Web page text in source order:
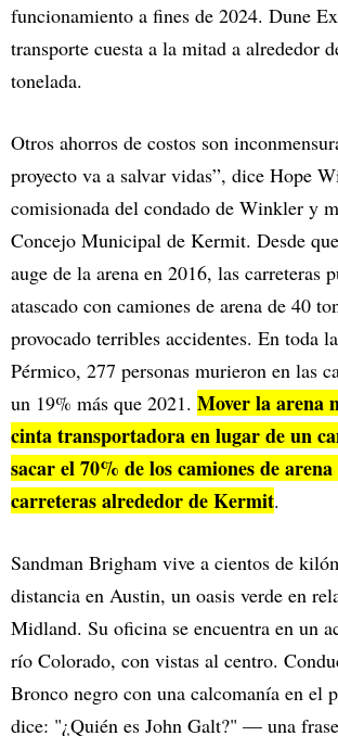
funcionamiento a fines de 2024. Dune
transporte cuesta a la mitad a alrededor
tonelada.
Otros ahorros de costos son
proyecto va a salvar vidas”, dice Hope
comisionada del condado de Winkler y
Concejo Municipal de Kermit. Desde
auge de la arena en 2016, las carreteras
atascado con camiones de arena de 40
provocado terribles accidentes. En toda
Pérmico, 277 personas murieron en las
un 19% más que 2021. Mover la arena
cinta transportadora en lugar de un
sacar el 70% de los camiones de arena
carreteras alrededor de Kermit.
Sandman Brigham vive a cientos de
distancia en Austin, un oasis verde en
Midland. Su oficina se encuentra en un
río Colorado, con vistas al centro.
Bronco negro con una calcomanía en el
dice: "¿Quién es John Galt?" — una